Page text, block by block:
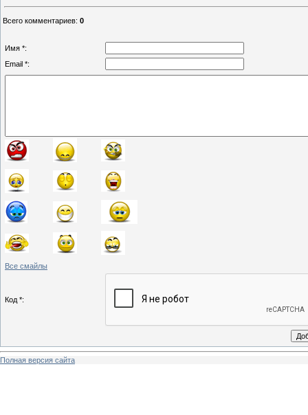
Всего комментариев: 0
Имя *:
Email *:
Все смайлы
Код *:
Полная версия сайта